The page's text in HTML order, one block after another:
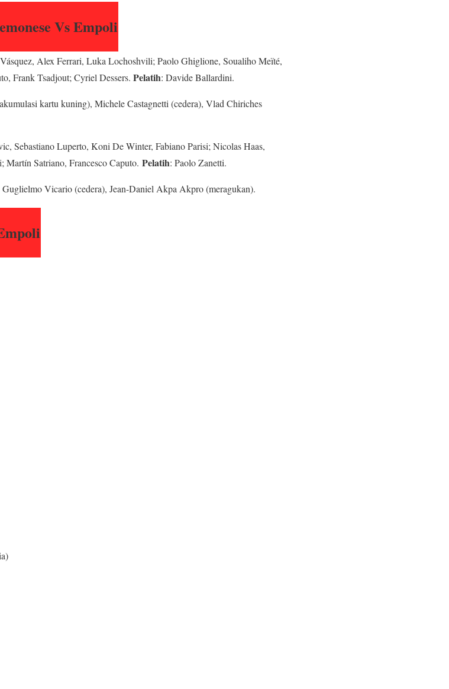
Vs Empoli
Alex Ferrari, Luka Lochoshvili; Paolo Ghiglione, Soualiho Meïté,
Frank Tsadjout; Cyriel Dessers. Pelatih: Davide Ballardini.
kartu kuning), Michele Castagnetti (cedera), Vlad Chiriches
Sebastiano Luperto, Koni De Winter, Fabiano Parisi; Nicolas Haas,
Satriano, Francesco Caputo. Pelatih: Paolo Zanetti.
Vicario (cedera), Jean-Daniel Akpa Akpro (meragukan).